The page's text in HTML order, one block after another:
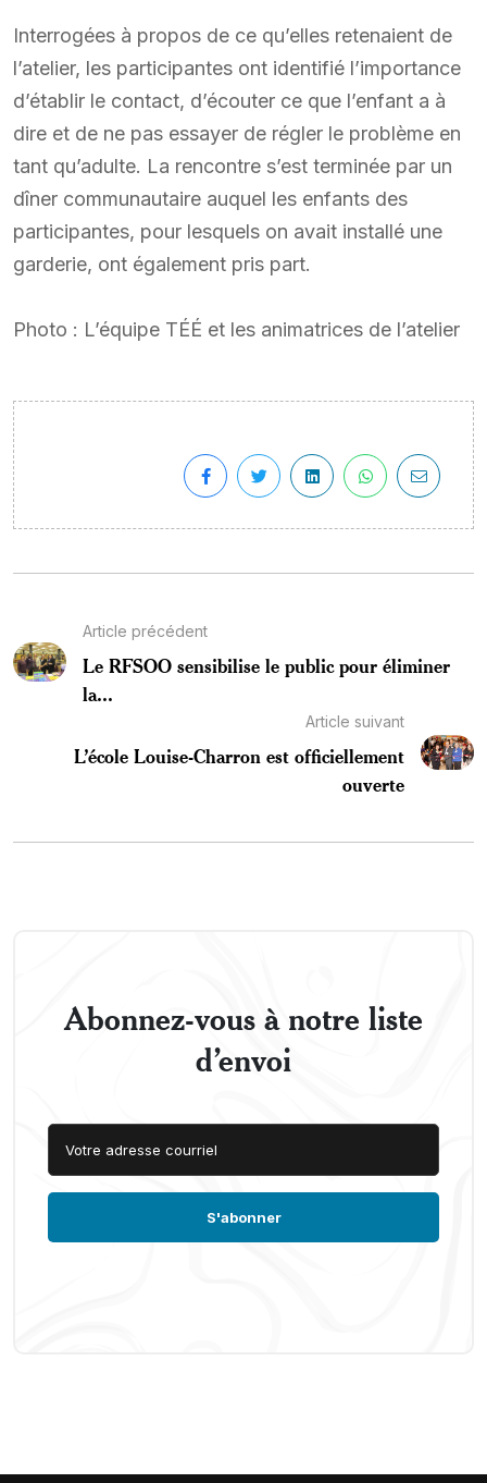
Interrogées à propos de ce qu’elles retenaient de
l’atelier, les participantes ont identifié l’importance
d’établir le contact, d’écouter ce que l’enfant a à
dire et de ne pas essayer de régler le problème en
tant qu’adulte. La rencontre s’est terminée par un
dîner communautaire auquel les enfants des
participantes, pour lesquels on avait installé une
garderie, ont également pris part.
Photo : L’équipe TÉÉ et les animatrices de l’atelier
Article précédent
Le RFSOO sensibilise le public pour éliminer
la...
Article suivant
L’école Louise-Charron est officiellement
ouverte
Abonnez-vous à notre liste
d’envoi